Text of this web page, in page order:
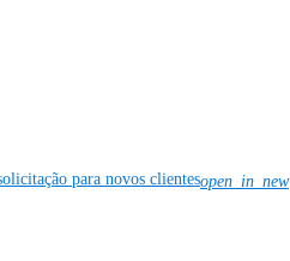
para novos clientesopen_in_new